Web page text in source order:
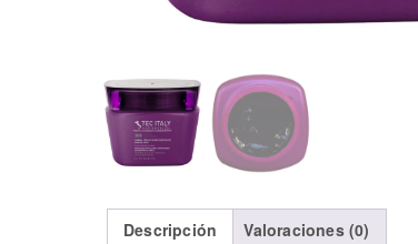
Descripción Valoraciones (0)